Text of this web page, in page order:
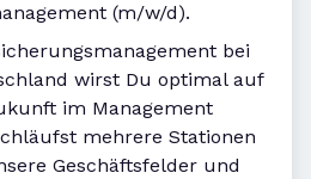
(m/w/d).
bei
wirst Du optimal auf
im Management
mehrere Stationen
Geschäftsfelder und